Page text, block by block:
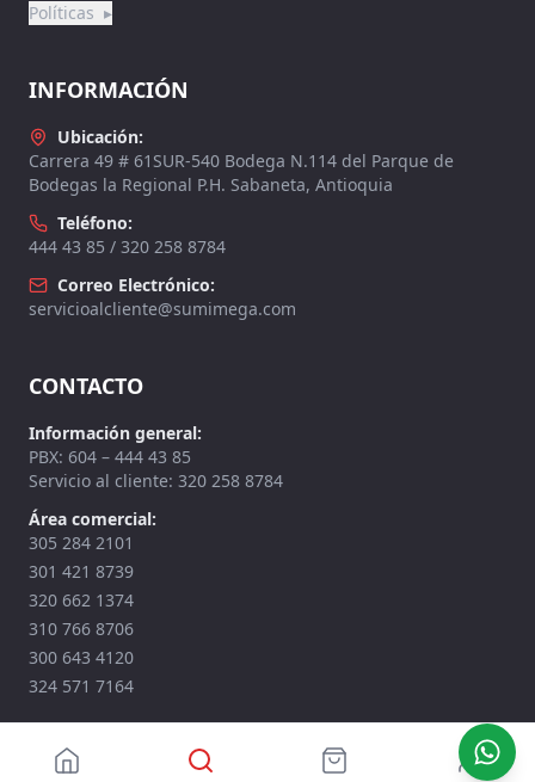
Políticas ▸
INFORMACIÓN
Ubicación:
Carrera 49 # 61SUR-540 Bodega N.114 del Parque de
Bodegas la Regional P.H. Sabaneta, Antioquia
Teléfono:
444 43 85 / 320 258 8784
Correo Electrónico:
servicioalcliente@sumimega.com
CONTACTO
Información general:
PBX: 604 – 444 43 85
Servicio al cliente: 320 258 8784
Área comercial:
305 284 2101
301 421 8739
320 662 1374
310 766 8706
300 643 4120
324 571 7164